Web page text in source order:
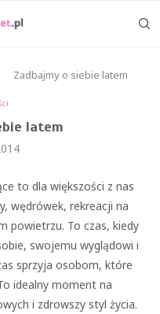
Zadbajmy o siebie latem
latem
to dla większości z nas
wędrówek, rekreacji na
powietrzu. To czas, kiedy
swojemu wyglądowi i
sprzyja osobom, które
idealny moment na
i zdrowszy styl życia.